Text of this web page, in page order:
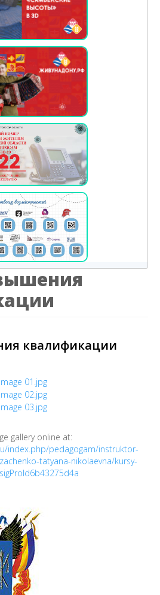
квалификации
gallery online at:
index.php/pedagogam/instruktor-
tatyana-nikolaevna/kursy-